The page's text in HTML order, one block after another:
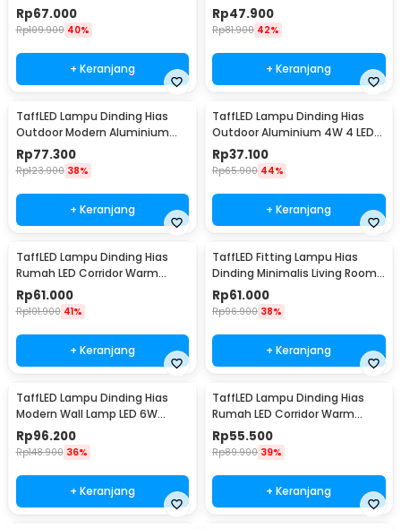
2.2W - Y-975
Rp67.000
Rp109.900 40%
+ Keranjang
Lumens 1W 3 PCS - YJ-904
Rp47.900
Rp81.900 42%
+ Keranjang
TaffLED Lampu Dinding Hias
Outdoor Modern Aluminium
6W Warm White - MSL022
Rp77.300
Rp123.900 38%
+ Keranjang
TaffLED Lampu Dinding Hias
Outdoor Aluminium 4W 4 LED
Warm White - B053
Rp37.100
Rp65.900 44%
+ Keranjang
TaffLED Lampu Dinding Hias
Rumah LED Corridor Warm
White 3000K 6W 29cm - F0011
Rp61.000
Rp101.900 41%
+ Keranjang
TaffLED Fitting Lampu Hias
Dinding Minimalis Living Room
Light E27 - F215
Rp61.000
Rp96.900 38%
+ Keranjang
TaffLED Lampu Dinding Hias
Modern Wall Lamp LED 6W
Warm White 85-265V -
WLA8286
Rp96.200
Rp148.900 36%
+ Keranjang
TaffLED Lampu Dinding Hias
Rumah LED Corridor Warm
White 3000K 6W 22cm - F0011
Rp55.500
Rp89.900 39%
+ Keranjang